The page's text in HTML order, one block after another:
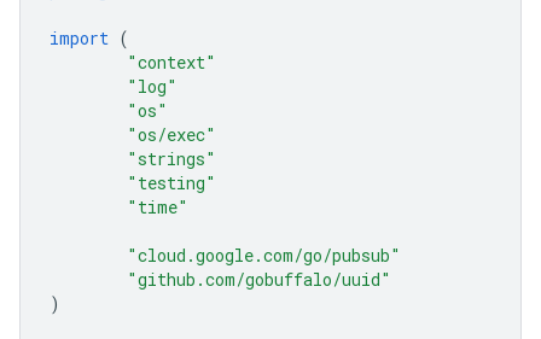
import (
"context"
"log"
"os"
"os/exec"
"strings"
"testing"
"time"
"cloud.google.com/go/pubsub"
"github.com/gobuffalo/uuid"
)